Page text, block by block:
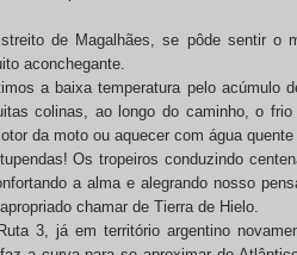
de Magalhães, se pôde sentir o
aconchegante.
a baixa temperatura pelo
colinas, ao longo do caminho, o
da moto ou aquecer com água
Os tropeiros conduzindo
a alma e alegrando nosso
chamar de Tierra de Hielo.
3, já em território argentino